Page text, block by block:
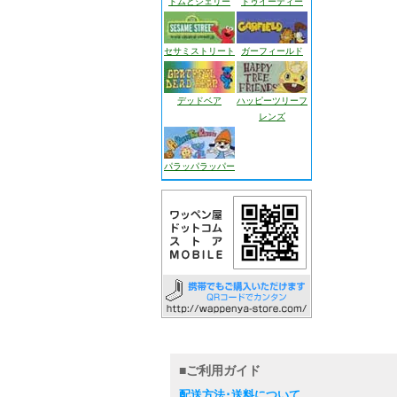
セサミストリート ガーフィールド
デッドベア
ハッピーツリーフ
レンズ
パラッパラッパー
■ご利用ガイド